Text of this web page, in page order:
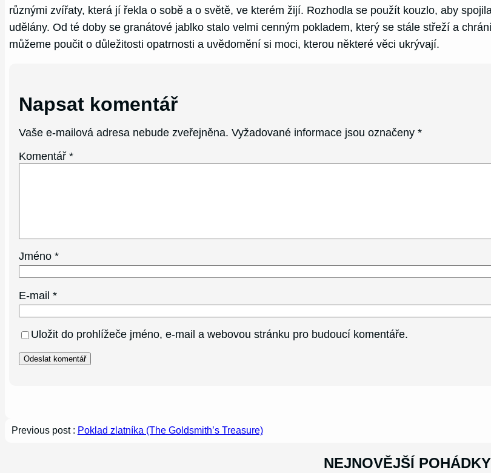
různými zvířaty, která jí řekla o sobě a o světě, ve kterém žijí. Rozhodla se použít kouzlo, aby
udělány. Od té doby se granátové jablko stalo velmi cenným pokladem, který se stále střeží a
můžeme poučit o důležitosti opatrnosti a uvědomění si moci, kterou některé věci ukrývají.
Napsat komentář
Vaše e-mailová adresa nebude zveřejněna. Vyžadované informace jsou označeny*
Komentář*
Jméno*
E-mail*
Uložit do prohlížeče jméno, e-mail a webovou stránku pro budoucí komentáře.
Previous post : Poklad zlatníka (The Goldsmith’s Treasure)
NEJNOVĚJŠÍ POHÁDKY